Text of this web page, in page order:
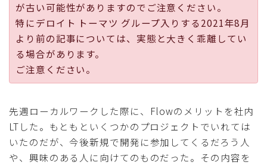
採用
公式ページ
が古い可能性がありますのでご注意ください。
特にデロイト トーマツ グループ入りする2021年8月
より前の記事については、実態と大きく乖離してい
る場合があります。
ご注意ください。
先週ローカルワークした際に、Flowのメリットを社内
LTした。もともといくつかのプロジェクトでいれては
いたのだが、今後新規で開発に参加してくるだろう人
や、興味のある人に向けてのものだった。その内容を